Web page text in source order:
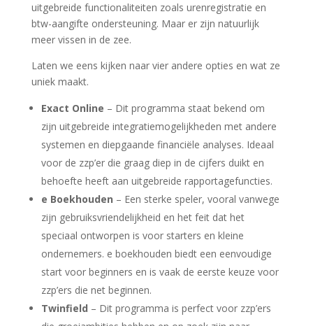
uitgebreide functionaliteiten zoals urenregistratie en
btw-aangifte ondersteuning. Maar er zijn natuurlijk
meer vissen in de zee.
Laten we eens kijken naar vier andere opties en wat ze
uniek maakt.
Exact Online – Dit programma staat bekend om
zijn uitgebreide integratiemogelijkheden met andere
systemen en diepgaande financiële analyses. Ideaal
voor de zzp’er die graag diep in de cijfers duikt en
behoefte heeft aan uitgebreide rapportagefuncties.
e Boekhouden – Een sterke speler, vooral vanwege
zijn gebruiksvriendelijkheid en het feit dat het
speciaal ontworpen is voor starters en kleine
ondernemers. e boekhouden biedt een eenvoudige
start voor beginners en is vaak de eerste keuze voor
zzp’ers die net beginnen.
Twinfield – Dit programma is perfect voor zzp’ers